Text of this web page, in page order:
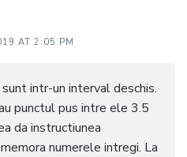
AT 2:05 PM
intr-un interval deschis.
punctul pus intre ele 3.5
da instructiunea
numerele intregi. La